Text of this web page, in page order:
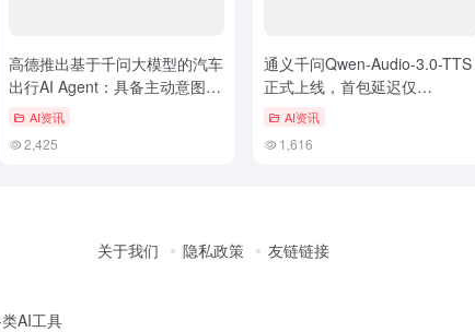
高德推出基于千问大模型的汽车
出行AI Agent：具备主动意图理
解能力
AI资讯
2,425
通义千问Qwen-Audio-3.0-TTS
正式上线，首包延迟仅
300ms，支持20种方言
AI资讯
1,616
AI工具
关于我们 隐私政策 友链链接